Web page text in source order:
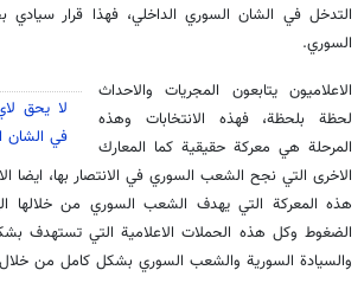
التدخل في الشان السوري الداخلي، فهذا قرار
السوري.
لا يحق
في الشان
الاعلاميون يتابعون المجريات والاحداث
لحظة بلحظة، فهذه الانتخابات وهذه
المرحلة هي معركة حقيقية كما المعارك
الاخرى التي نجح الشعب السوري في الانتصار بها، ايضا
هذه المعركة التي يهدف الشعب السوري من خلالها
الضغوط وكل هذه الحملات الاعلامية التي تستهدف
والسيادة السورية والشعب السوري بشكل كامل من خلال